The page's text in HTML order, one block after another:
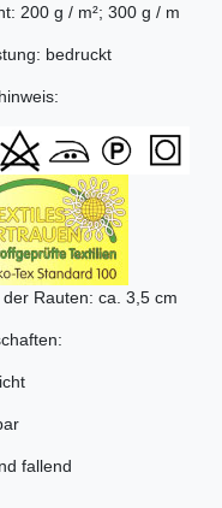
200 g / m²; 300 g / m
bedruckt
Rauten: ca. 3,5 cm
fallend